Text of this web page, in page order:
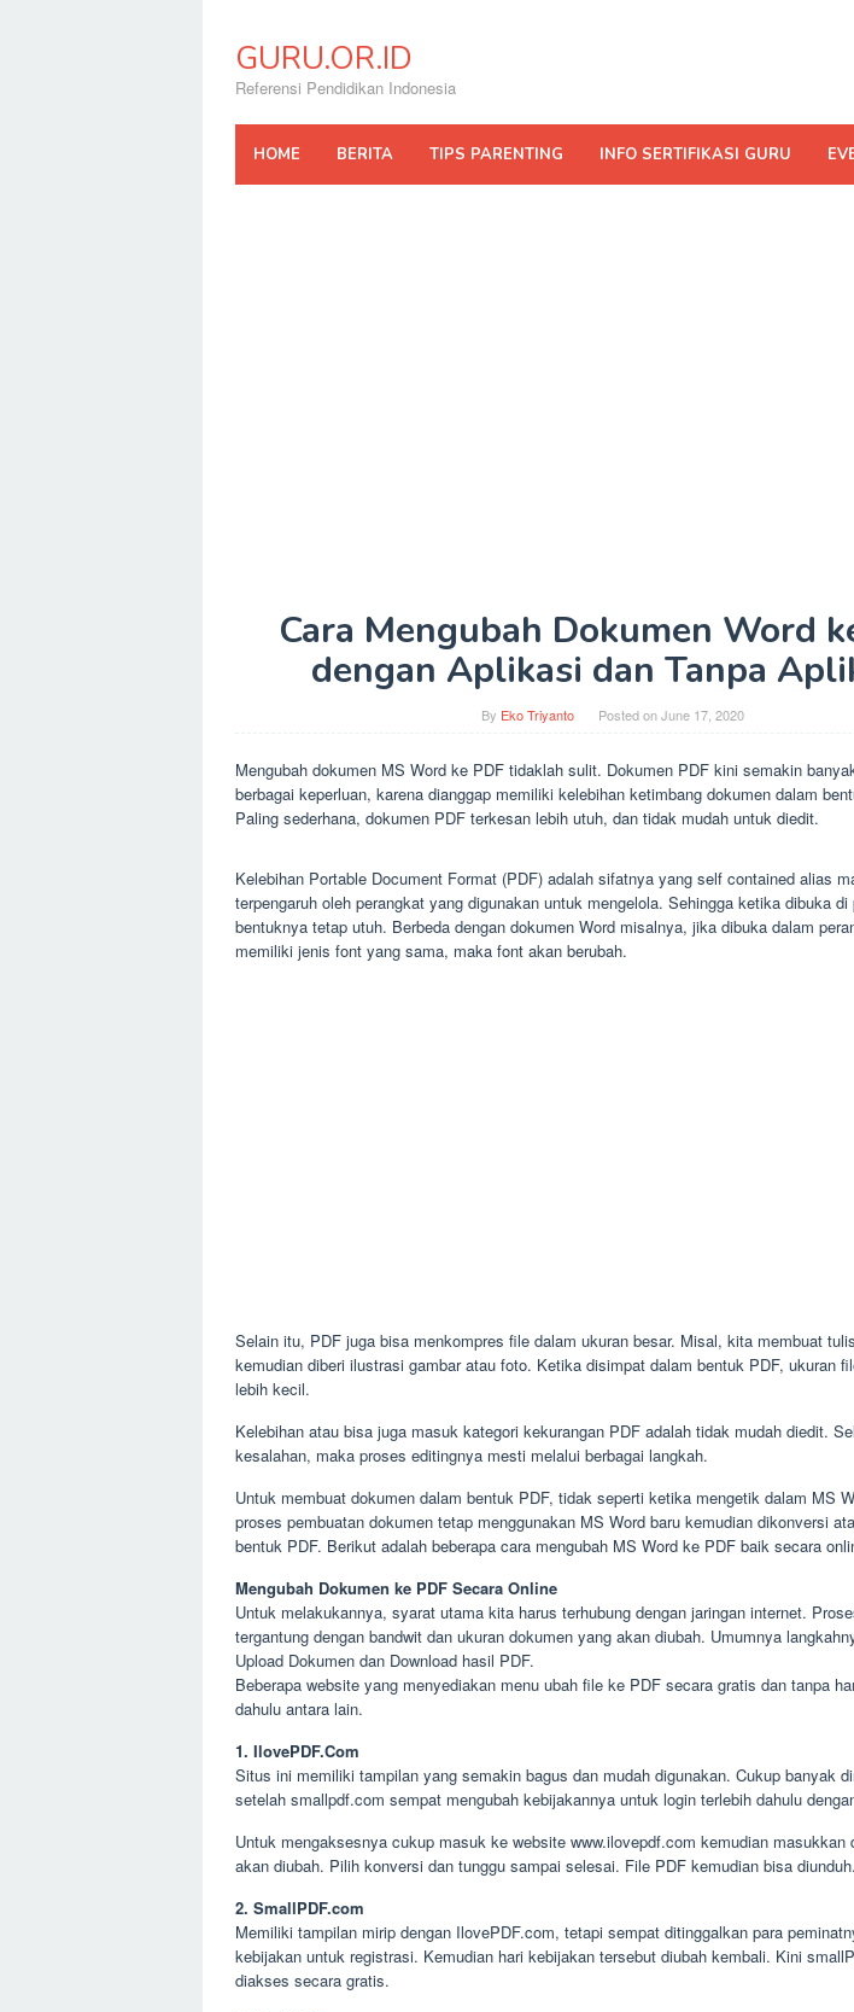
contentGURU.OR.ID
Referensi Pendidikan Indonesia
HOME BERITA TIPS PARENTING INFO SERTIFIKASI GURU
Cara Mengubah Dokumen Word
dengan Aplikasi dan Tanpa
By Eko Triyanto Posted onJune 17, 2020
Mengubah dokumen MS Word ke PDF tidaklah sulit. Dokumen PDF kini semakin
berbagai keperluan, karena dianggap memiliki kelebihan ketimbang dokumen dalam
Paling sederhana, dokumen PDF terkesan lebih utuh, dan tidak mudah untuk diedit.
Kelebihan Portable Document Format (PDF) adalah sifatnya yang self contained alias
terpengaruh oleh perangkat yang digunakan untuk mengelola. Sehingga ketika dibuka di
bentuknya tetap utuh. Berbeda dengan dokumen Word misalnya, jika dibuka dalam
memiliki jenis font yang sama, maka font akan berubah.
Selain itu, PDF juga bisa menkompres file dalam ukuran besar. Misal, kita membuat
kemudian diberi ilustrasi gambar atau foto. Ketika disimpat dalam bentuk PDF, ukuran
lebih kecil.
Kelebihan atau bisa juga masuk kategori kekurangan PDF adalah tidak mudah diedit.
kesalahan, maka proses editingnya mesti melalui berbagai langkah.
Untuk membuat dokumen dalam bentuk PDF, tidak seperti ketika mengetik dalam MS
proses pembuatan dokumen tetap menggunakan MS Word baru kemudian dikonversi
bentuk PDF. Berikut adalah beberapa cara mengubah MS Word ke PDF baik secara
Mengubah Dokumen ke PDF Secara Online
Untuk melakukannya, syarat utama kita harus terhubung dengan jaringan internet.
tergantung dengan bandwit dan ukuran dokumen yang akan diubah. Umumnya
Upload Dokumen dan Download hasil PDF.
Beberapa website yang menyediakan menu ubah file ke PDF secara gratis dan tanpa
dahulu antara lain.
1. IlovePDF.Com
Situs ini memiliki tampilan yang semakin bagus dan mudah digunakan. Cukup banyak
setelah smallpdf.com sempat mengubah kebijakannya untuk login terlebih dahulu
Untuk mengaksesnya cukup masuk ke website www.ilovepdf.com kemudian masukkan
akan diubah. Pilih konversi dan tunggu sampai selesai. File PDF kemudian bisa diunduh.
2. SmallPDF.com
Memiliki tampilan mirip dengan IlovePDF.com, tetapi sempat ditinggalkan para
kebijakan untuk registrasi. Kemudian hari kebijakan tersebut diubah kembali. Kini
diakses secara gratis.